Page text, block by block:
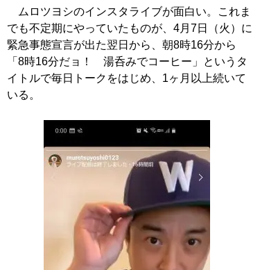
ムロツヨシのインスタライブが面白い。これま
でも不定期にやっていたものが、4月7日（火）に
緊急事態宣言が出た翌日から、朝8時16分から
「8時16分だョ！ 湯呑みでコーヒー」というタ
イトルで毎日トークをはじめ、1ヶ月以上続いて
いる。